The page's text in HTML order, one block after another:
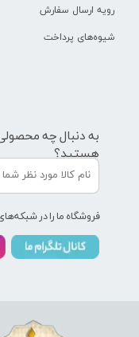
رویه ارسال سفارش
شیوه‌های پرداخت
به دنبال چه
هستید؟
فروشگاه ما را در